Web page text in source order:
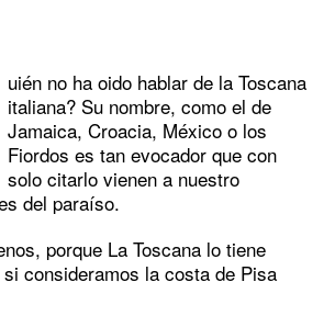
uién no ha oido hablar de la Toscana
italiana? Su nombre, como el de
Jamaica, Croacia, México o los
Fiordos es tan evocador que con
solo citarlo vienen a nuestro
del paraíso.
porque La Toscana lo tiene
consideramos la costa de Pisa